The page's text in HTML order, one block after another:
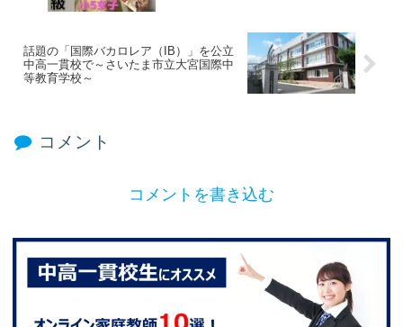
話題の「国際バカロレア（IB）」を公立
中高一貫校で～さいたま市立大宮国際中
等教育学校～
コメント
コメントを書き込む